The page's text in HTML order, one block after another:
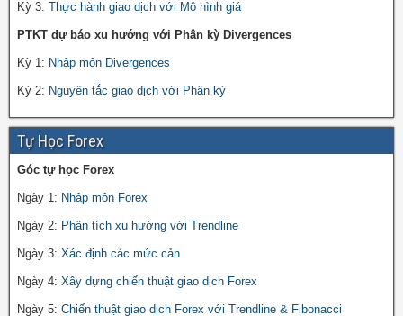
Kỳ 3: Thực hành giao dịch với Mô hình giá
PTKT dự báo xu hướng với Phân kỳ Divergences
Kỳ 1: Nhập môn Divergences
Kỳ 2: Nguyên tắc giao dịch với Phân kỳ
Tự Học Forex
Góc tự học Forex
Ngày 1: Nhập môn Forex
Ngày 2: Phân tích xu hướng với Trendline
Ngày 3: Xác định các mức cản
Ngày 4: Xây dựng chiến thuật giao dịch Forex
Ngày 5: Chiến thuật giao dịch Forex với Trendline & Fibonacci